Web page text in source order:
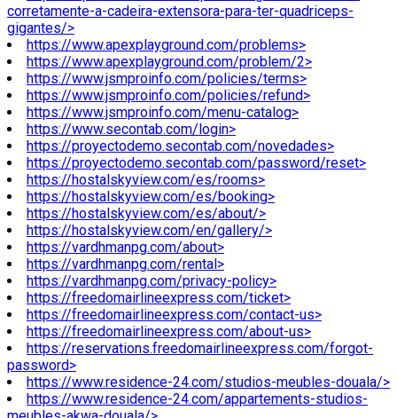
corretamente-a-cadeira-extensora-para-ter-quadriceps-
gigantes/>
https://www.apexplayground.com/problems>
https://www.apexplayground.com/problem/2>
https://www.jsmproinfo.com/policies/terms>
https://www.jsmproinfo.com/policies/refund>
https://www.jsmproinfo.com/menu-catalog>
https://www.secontab.com/login>
https://proyectodemo.secontab.com/novedades>
https://proyectodemo.secontab.com/password/reset>
https://hostalskyview.com/es/rooms>
https://hostalskyview.com/es/booking>
https://hostalskyview.com/es/about/>
https://hostalskyview.com/en/gallery/>
https://vardhmanpg.com/about>
https://vardhmanpg.com/rental>
https://vardhmanpg.com/privacy-policy>
https://freedomairlineexpress.com/ticket>
https://freedomairlineexpress.com/contact-us>
https://freedomairlineexpress.com/about-us>
https://reservations.freedomairlineexpress.com/forgot-
password>
https://www.residence-24.com/studios-meubles-douala/>
https://www.residence-24.com/appartements-studios-